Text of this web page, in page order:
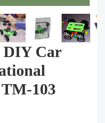
DIY Car
103